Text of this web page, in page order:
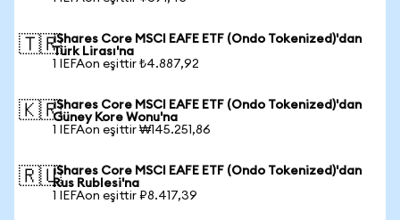
🇹🇷iShares Core MSCI EAFE ETF (Ondo Tokenized)'dan
Türk Lirası'na
1 IEFAon eşittir ₺4.887,92
🇰🇷iShares Core MSCI EAFE ETF (Ondo Tokenized)'dan
Güney Kore Wonu'na
1 IEFAon eşittir ₩145.251,86
🇷🇺iShares Core MSCI EAFE ETF (Ondo Tokenized)'dan
Rus Rublesi'na
1 IEFAon eşittir ₽8.417,39